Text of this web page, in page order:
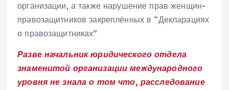
организации, а также нарушение прав женщин-
правозащитников закреплённых в “Декларациях
о правозащитниках”
Разве начальник юридического отдела
знаменитой организации международного
уровня не знала о том что, расследование